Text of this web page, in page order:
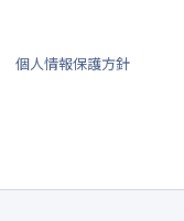
個人情報保護方針